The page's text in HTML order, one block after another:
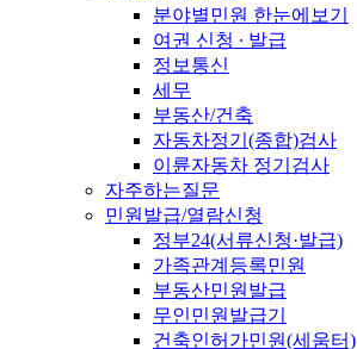
분야별민원 한눈에보기
여권 신청 ∙ 발급
정보통신
세무
부동산/건축
자동차정기(종합)검사
이륜자동차 정기검사
자주하는질문
민원발급/열람신청
정부24(서류신청·발급)
가족관계등록민원
부동산민원발급
무인민원발급기
건축인허가민원(세움터)